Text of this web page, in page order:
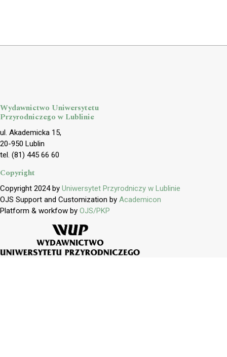
Wydawnictwo Uniwersytetu
Przyrodniczego w Lublinie
ul. Akademicka 15,
20-950 Lublin
tel. (81) 445 66 60
Copyright
Copyright 2024 by Uniwersytet Przyrodniczy w Lublinie
OJS Support and Customization by Academicon
Platform & workfow by OJS/PKP